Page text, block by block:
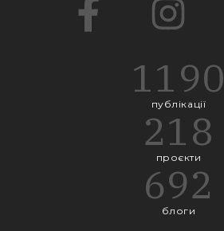
1190
публікації
218
проєкти
692
блоги